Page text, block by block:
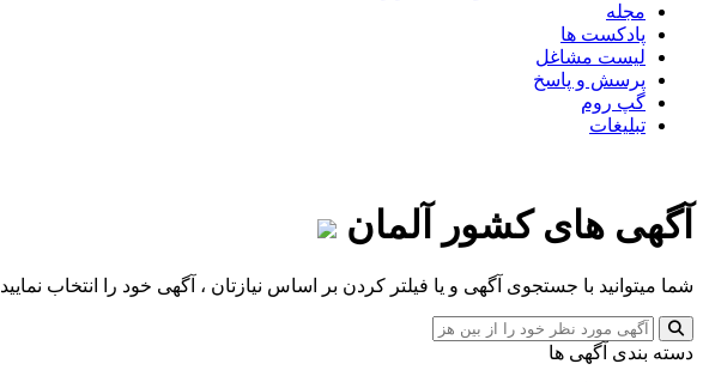
مجله
پادکست ها
لیست مشاغل
پرسش و پاسخ
گپ روم
تبلیغات
آگهی های کشور آلمان
شما میتوانید با جستجوی آگهی و یا فیلتر کردن بر اساس نیازتان ، آگهی خود را انتخاب نمایید
دسته بندی آگهی ها